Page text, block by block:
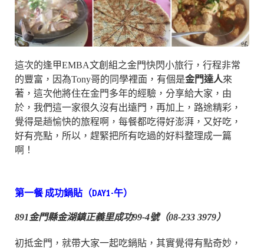
這次的逢甲EMBA文創組之金門快閃小旅行，行程非常
的豐富，因為Tony哥的同學裡面，有個是金門達人來
著，這次他將住在金門多年的經驗，分享給大家，由
於，我們這一家很久沒有出遠門，再加上，路途精彩，
覺得是趟愉快的旅程啊，每餐都吃得好澎湃，又好吃，
好有亮點，所以，趕緊把所有吃過的好料整理成一篇
啊！
第一餐 成功鍋貼（DAY1-午）
891金門縣金湖鎮正義里成功99-4號（08-233 3979）
初抵金門，就帶大家一起吃鍋貼，其實覺得有點奇妙，